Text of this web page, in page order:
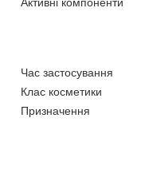
Час застосування
Клас косметики
Призначення